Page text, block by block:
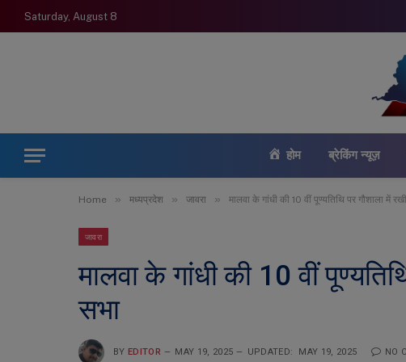
Saturday, August 8
होम ब्रेकिंग न्यूज़
Home » मध्यप्रदेश » जावरा » मालवा के गांधी की 10 वीं पूण्यतिथि पर गौशाला में
जावरा
मालवा के गांधी की 10 वीं
सभा
BY EDITOR MAY 19, 2025 UPDATED: MAY 19, 2025 NO